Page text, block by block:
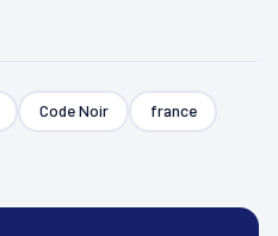
Code Noir france